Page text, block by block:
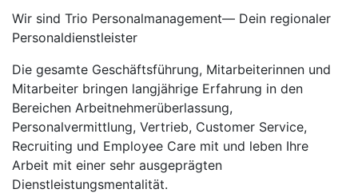
Wir sind Trio Personalmanagement— Dein regionaler
Personaldienstleister
Die gesamte Geschäftsführung, Mitarbeiterinnen und
Mitarbeiter bringen langjährige Erfahrung in den
Bereichen Arbeitnehmerüberlassung,
Personalvermittlung, Vertrieb, Customer Service,
Recruiting und Employee Care mit und leben Ihre
Arbeit mit einer sehr ausgeprägten
Dienstleistungsmentalität.